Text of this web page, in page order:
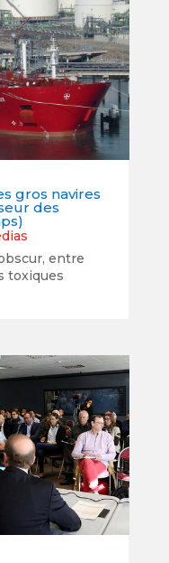
gros navires
des
entre
toxiques